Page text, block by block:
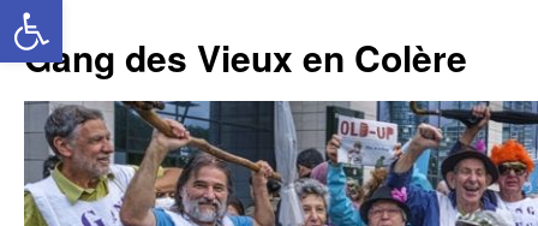
Aller
au
contenu
Gang des Vieux en Colère